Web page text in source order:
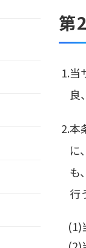
第
1.当
良
2.本
に
も
行
(1)